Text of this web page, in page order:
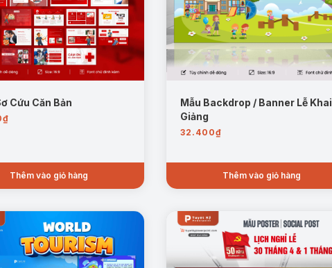
Cứu Căn Bản
₫
Thêm vào giỏ hàng
Mẫu Backdrop / Banner Lễ Khai
Giảng
32.400₫
Thêm vào giỏ hàng